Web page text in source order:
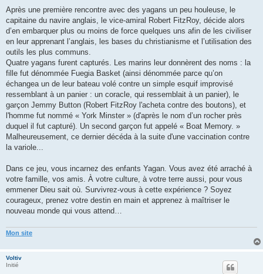
Après une première rencontre avec des yagans un peu houleuse, le
capitaine du navire anglais, le vice-amiral Robert FitzRoy, décide alors
d’en embarquer plus ou moins de force quelques uns afin de les civiliser
en leur apprenant l’anglais, les bases du christianisme et l’utilisation des
outils les plus communs.
Quatre yagans furent capturés. Les marins leur donnèrent des noms : la
fille fut dénommée Fuegia Basket (ainsi dénommée parce qu’on
échangea un de leur bateau volé contre un simple esquif improvisé
ressemblant à un panier : un coracle, qui ressemblait à un panier), le
garçon Jemmy Button (Robert FitzRoy l'acheta contre des boutons), et
l'homme fut nommé « York Minster » (d'après le nom d’un rocher près
duquel il fut capturé). Un second garçon fut appelé « Boat Memory. »
Malheureusement, ce dernier décéda à la suite d'une vaccination contre
la variole...
Dans ce jeu, vous incarnez des enfants Yagan. Vous avez été arraché à
votre famille, vos amis. À votre culture, à votre terre aussi, pour vous
emmener Dieu sait où. Survivrez-vous à cette expérience ? Soyez
courageux, prenez votre destin en main et apprenez à maîtriser le
nouveau monde qui vous attend…
Mon site
Voltiv
Initié